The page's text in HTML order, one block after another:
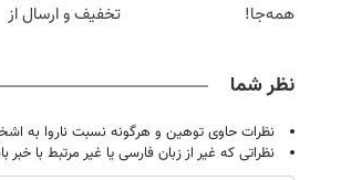
همه‌جا!
تخفیف و ارسال از
نظر شما
نظرات حاوی توهین و هرگونه نسبت ناروا به
نظراتی که غیر از زبان فارسی یا غیر مرتبط با